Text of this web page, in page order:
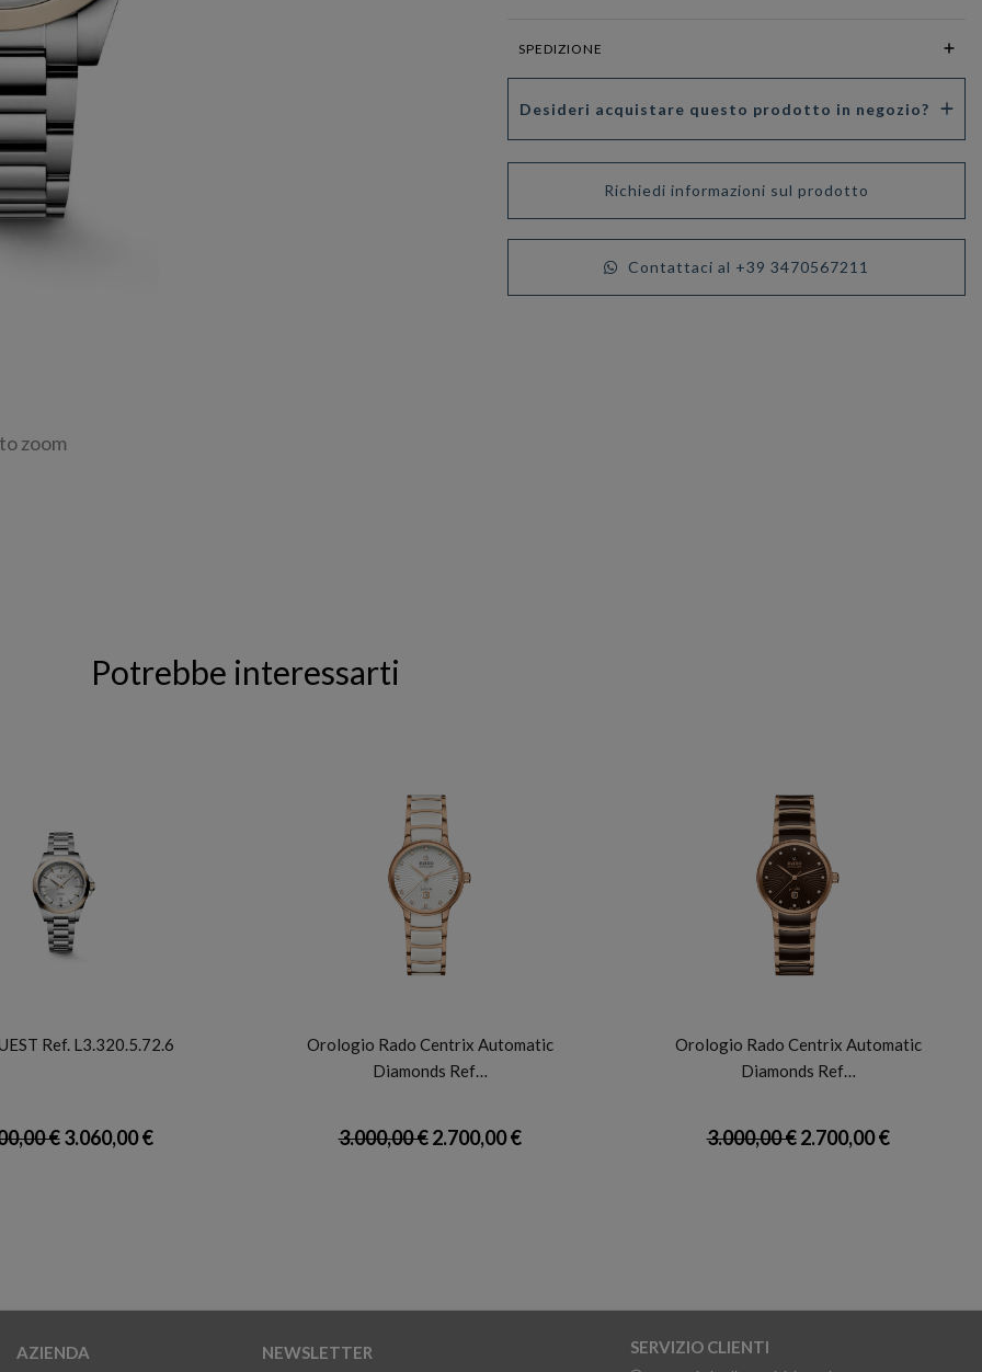
zoom
SPEDIZIONE
Desideri acquistare questo prodotto in negozio?
Richiedi informazioni sul prodotto
Contattaci al +39 3470567211
Potrebbe interessarti
Ref. L3.320.5.72.6
€3.060,00 €
Orologio Rado Centrix Automatic
Diamonds Ref…
3.000,00 €2.700,00 €
Orologio Rado Centrix Automatic
Diamonds Ref…
3.000,00 €2.700,00 €
AZIENDA NEWSLETTER SERVIZIO CLIENTI